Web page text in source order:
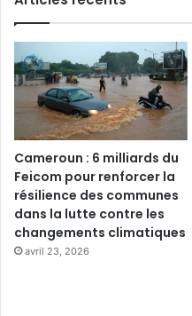
Cameroun : 6 milliards du
Feicom pour renforcer la
résilience des communes
dans la lutte contre les
changements climatiques
avril 23, 2026